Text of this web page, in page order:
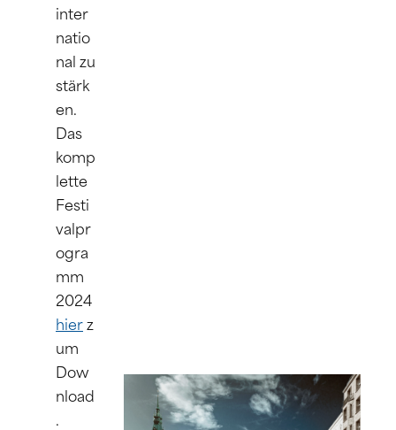
inter
natio
nal zu
stärk
en.
Das
komp
lette
Festi
valpr
ogra
mm
hier z
um
Dow
nload
.